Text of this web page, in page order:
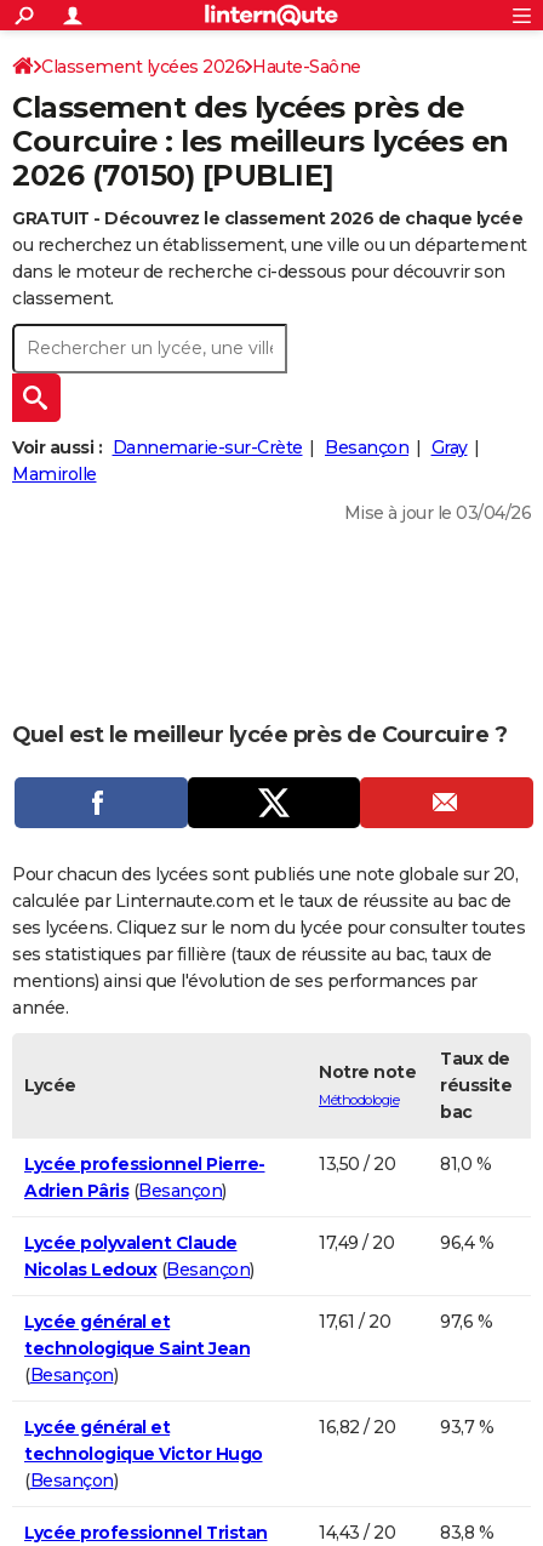
ACTUALITÉS
Politique
Société
Faits Divers
Education
Monde
Villes
+
SPORT
Coupe du monde 2026
Football
Tennis
Cyclisme
Rugby
Forum
Programme TV
TNT
Streaming
Cinéma
Sorties cinéma
Musique
+
FINANCE
Retraite
Impôts
Epargne
Immobilier
Risques naturels par ville
Banque
Assurance
Crédit
AUTO
Essais
Réserver un essai
Citadines
Berlines
SUV
Forum auto
+
HIGH-TECH
BRICOLAGE
Forum
Aménagement intérieur
Extérieur
Cuisine
Salle de bains
Jardinage
Rangement
+WEEK-END
Guides de France
Escapades
Patrimoine
Expositions
Musées
Week-end nature
+
LIFESTYLE
Art de vivre
Bien-être
Loisirs
Mode
Modes de vie
+SANTE
Dictionnaire
Biographies
Expressions
Proverbes
PROGRAMME TV
COPAINS D'AVANT
S'inscrire
Se connecter
Lycées
Collèges
Primaires
Universités
Entreprises
Service militaire
Avis de recherche
AVIS DE DÉCÈS
FORUM
Bricolage
Lifestyle
Culture
Sport
Auto
Television
Voyage
Cinema
S'inscrire
Connexion
Classement lycées 2026 Haute-Saône
Classement des lycées près de
Courcuire : les meilleurs lycées en
2026 (70150) [PUBLIE]
GRATUIT - Découvrez le classement 2026 de chaque lycée
ou recherchez un établissement, une ville ou un département
dans le moteur de recherche ci-dessous pour découvrir son
classement.
Voir aussi : Dannemarie-sur-Crète Besançon
Gray
Mamirolle
Mise à jour le 03/04/26
Quel est le meilleur lycée près de Courcuire ?
Pour chacun des lycées sont publiés une note globale sur 20,
calculée par Linternaute.com et le taux de réussite au bac de
ses lycéens. Cliquez sur le nom du lycée pour consulter toutes
ses statistiques par fillière (taux de réussite au bac, taux de
mentions) ainsi que l'évolution de ses performances par
année.
Lycée
Notre note
Méthodologie
Taux de
réussite
bac
Lycée professionnel Pierre-
Adrien Pâris(Besançon)
13,50 / 20 81,0 %
Lycée polyvalent Claude
Nicolas Ledoux(Besançon)
17,49 / 20 96,4 %
Lycée général et
technologique Saint Jean
(Besançon)
17,61 / 20 97,6 %
Lycée général et
technologique Victor Hugo
(Besançon)
16,82 / 20 93,7 %
Lycée professionnel Tristan
14,43 / 20 83,8 %